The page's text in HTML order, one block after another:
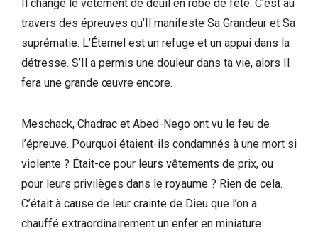
Il change le vêtement de deuil en robe de fête. C’est au
travers des épreuves qu’Il manifeste Sa Grandeur et Sa
suprématie. L’Éternel est un refuge et un appui dans la
détresse. S’Il a permis une douleur dans ta vie, alors Il
fera une grande œuvre encore.
Meschack, Chadrac et Abed-Nego ont vu le feu de
l’épreuve. Pourquoi étaient-ils condamnés à une mort si
violente ? Était-ce pour leurs vêtements de prix, ou
pour leurs privilèges dans le royaume ? Rien de cela.
C’était à cause de leur crainte de Dieu que l’on a
chauffé extraordinairement un enfer en miniature.